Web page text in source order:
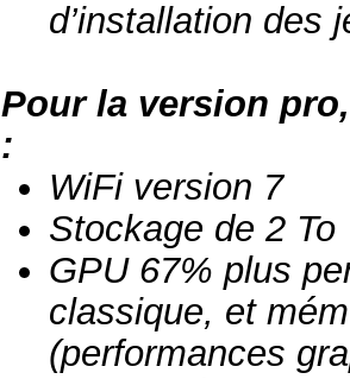
d’installation des
Pour la version
:
WiFi version 7
Stockage de 2 To
GPU 67% plus
classique, et
(performances